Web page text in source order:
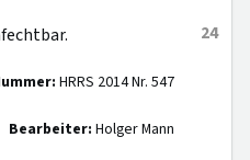
24
HRRS 2014 Nr. 547
Bearbeiter: Holger Mann